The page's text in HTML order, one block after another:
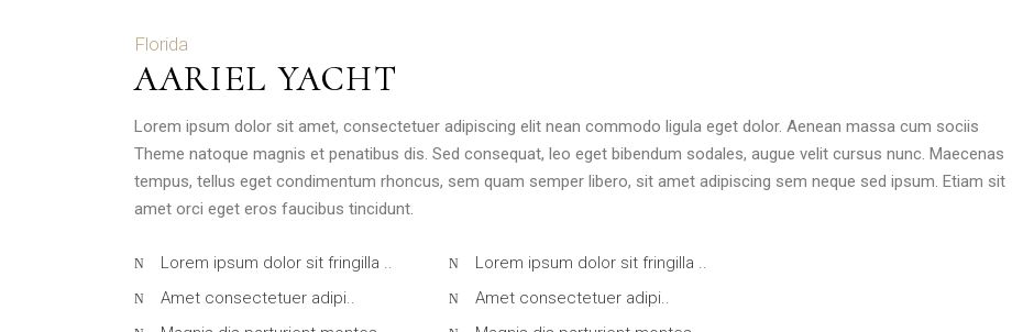
Florida
AARIEL YACHT
Lorem ipsum dolor sit amet, consectetuer adipiscing elit nean commodo ligula eget dolor. Aenean massa cum sociis
Theme natoque magnis et penatibus dis. Sed consequat, leo eget bibendum sodales, augue velit cursus nunc. Maecenas
tempus, tellus eget condimentum rhoncus, sem quam semper libero, sit amet adipiscing sem neque sed ipsum. Etiam sit
amet orci eget eros faucibus tincidunt.
Lorem ipsum dolor sit fringilla ..
Amet consectetuer adipi..
Lorem ipsum dolor sit fringilla ..
Amet consectetuer adipi..